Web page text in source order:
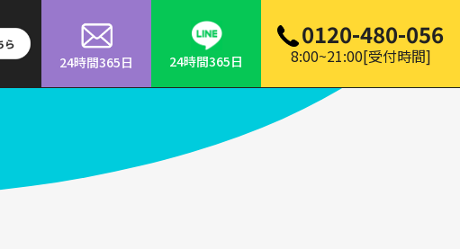
24時間365日
24時間365日
0120-480-056
8:00~21:00[受付時間]